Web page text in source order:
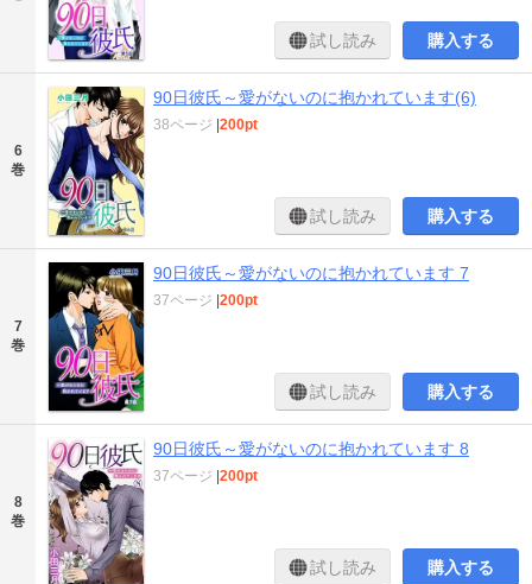
試し読み 購入する
6
巻
90日彼氏～愛がないのに抱かれています(6)
38ページ |200pt
試し読み 購入する
7
巻
90日彼氏～愛がないのに抱かれています 7
37ページ |200pt
試し読み 購入する
8
巻
90日彼氏～愛がないのに抱かれています 8
37ページ |200pt
試し読み 購入する